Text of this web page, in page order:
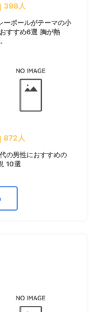
398人
ーボールがテーマの小
すすめ6選 胸が熱
872人
の男性におすすめの
10選